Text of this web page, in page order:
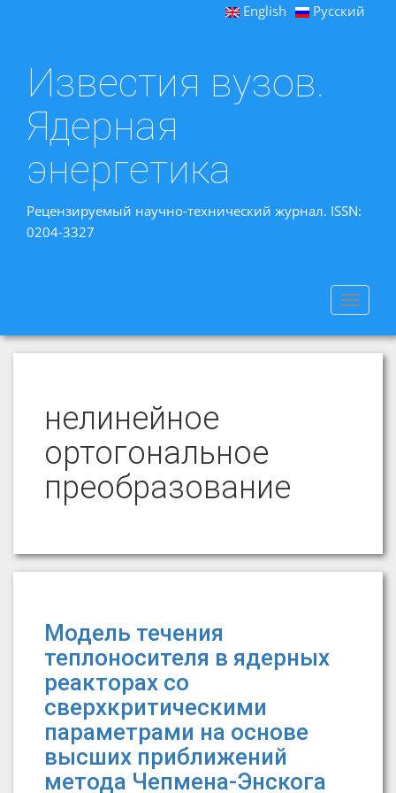
English Русский
Известия вузов.
Ядерная
энергетика
Рецензируемый научно-технический журнал. ISSN:
0204-3327
Toggle
нелинейное
ортогональное
преобразование
Модель течения
теплоносителя в ядерных
реакторах со
сверхкритическими
параметрами на основе
высших приближений
метода Чепмена-Энскога